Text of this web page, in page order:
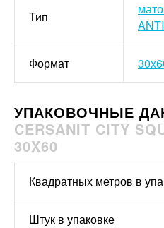
Тип
Формат
УПАКОВОЧНЫЕ
CERSANIT CITY
30X60
Квадратных метров в
Штук в упаковке